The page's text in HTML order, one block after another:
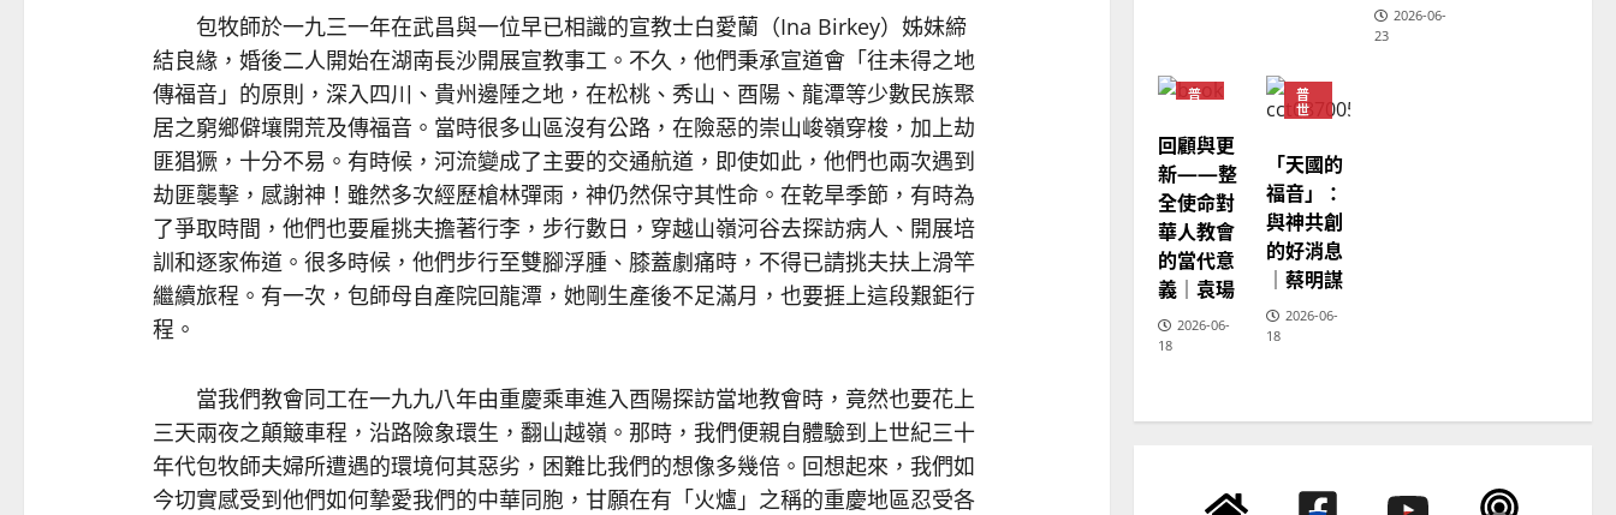
包牧師於一九三一年在武昌與一位早已相識的宣教士白愛蘭（Ina Birkey）姊妹締
結良緣，婚後二人開始在湖南長沙開展宣教事工。不久，他們秉承宣道會「往未得之地
傳福音」的原則，深入四川、貴州邊陲之地，在松桃、秀山、酉陽、龍潭等少數民族聚
居之窮鄉僻壤開荒及傳福音。當時很多山區沒有公路，在險惡的崇山峻嶺穿梭，加上劫
匪猖獗，十分不易。有時候，河流變成了主要的交通航道，即使如此，他們也兩次遇到
劫匪襲擊，感謝神！雖然多次經歷槍林彈雨，神仍然保守其性命。在乾旱季節，有時為
了爭取時間，他們也要雇挑夫擔著行李，步行數日，穿越山嶺河谷去探訪病人、開展培
訓和逐家佈道。很多時候，他們步行至雙腳浮腫、膝蓋劇痛時，不得已請挑夫扶上滑竿
繼續旅程。有一次，包師母自產院回龍潭，她剛生產後不足滿月，也要捱上這段艱鉅行
程。
當我們教會同工在一九九八年由重慶乘車進入酉陽探訪當地教會時，竟然也要花上
三天兩夜之顛簸車程，沿路險象環生，翻山越嶺。那時，我們便親自體驗到上世紀三十
年代包牧師夫婦所遭遇的環境何其惡劣，困難比我們的想像多幾倍。回想起來，我們如
今切實感受到他們如何摯愛我們的中華同胞，甘願在有「火爐」之稱的重慶地區忍受各
馬來西亞華人的農曆新年｜
余自力
7
普世宣教
德國華人宣教經歷｜吳振
忠、溫淑芳
2026-06-
23
普
教
回顧與更
新——整
全使命對
華人教會
的當代意
義｜袁瑒
2026-06-
18
普
世
神
學
教
育
「天國的
福音」：
與神共創
的好消息
｜蔡明謀
2026-06-
18